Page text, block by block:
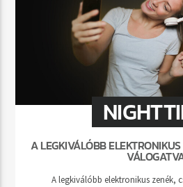
A LEGKIVÁLÓBB
A legkiválóbb elektronikus zenék,